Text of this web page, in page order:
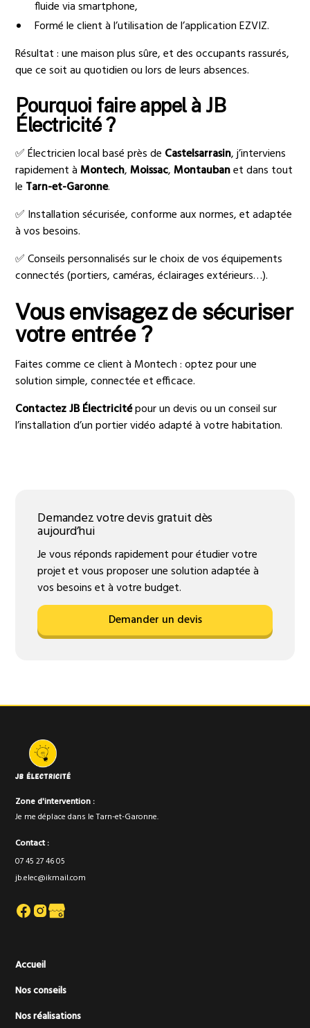
fluide via smartphone,
Formé le client à l’utilisation de l’application EZVIZ.
Résultat : une maison plus sûre, et des occupants rassurés,
que ce soit au quotidien ou lors de leurs absences.
Pourquoi faire appel à JB
Électricité ?
✅ Électricien local basé près de Castelsarrasin, j’interviens
rapidement àMontech,Moissac,Montaubanet dans tout
le Tarn-et-Garonne.
✅ Installation sécurisée, conforme aux normes, et adaptée
à vos besoins.
✅ Conseils personnalisés sur le choix de vos équipements
connectés (portiers, caméras, éclairages extérieurs…).
Vous envisagez de sécuriser
votre entrée ?
Faites comme ce client à Montech : optez pour une
solution simple, connectée et efficace.
Contactez JB Électricitépour un devis ou un conseil sur
l’installation d’un portier vidéo adapté à votre habitation.
Demandez votre devis gratuit dès
aujourd’hui
Je vous réponds rapidement pour étudier votre
projet et vous proposer une solution adaptée à
vos besoins et à votre budget.
Demander un devis
Zone d'intervention :
Je me déplace dans le Tarn-et-Garonne.
Contact :
07 45 27 46 05
jb.elec@ikmail.com
Accueil
Nos conseils
Nos réalisations